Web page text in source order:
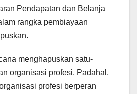
Pendapatan dan Belanja
rangka pembiayaan
menghapuskan satu-
organisasi profesi. Padahal,
profesi berperan